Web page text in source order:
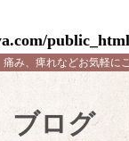
み、痺れなどお気軽に
ブログ